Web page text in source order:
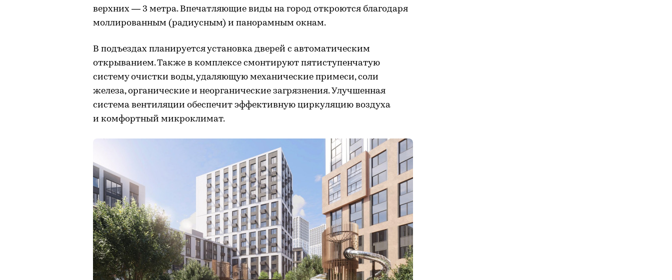
верхних — 3 метра. Впечатляющие виды на город откроются благодаря
моллированным (радиусным) и панорамным окнам.
В подъездах планируется установка дверей с автоматическим
открыванием. Также в комплексе смонтируют пятиступенчатую
систему очистки воды, удаляющую механические примеси, соли
железа, органические и неорганические загрязнения. Улучшенная
система вентиляции обеспечит эффективную циркуляцию воздуха
и комфортный микроклимат.